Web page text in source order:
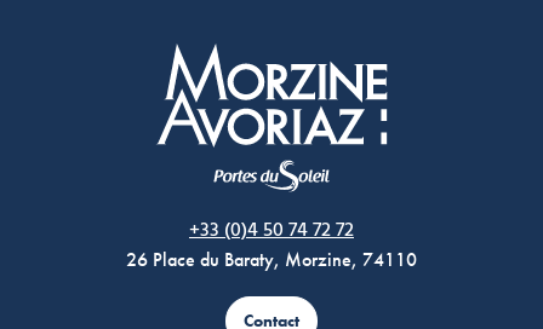
+33 (0)4 50 74 72 72
26 Place du Baraty, Morzine, 74110
Contact